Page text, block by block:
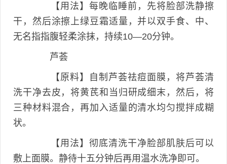
【用法】每晚临睡前，先将脸部洗静擦
干，然后涂擦上绿豆霜适量，并以双手食、中、
无名指指腹轻柔涂抹，持续10—20分钟。
芦荟
【原料】自制芦荟祛痘面膜，将芦荟清
洗干净去皮，将黄芪和当归研成细末，然后，将
三种材料混合，再加入适量的清水均匀搅拌成糊
状。
【用法】彻底清洗干净脸部肌肤后可以
敷上面膜。静待十五分钟后再用温水洗净即可。